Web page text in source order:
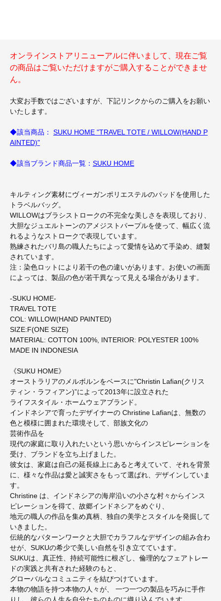
オンラインストアリニューアルに伴いまして、現在ご覧
の商品はご覧いただけますがご購入することができませ
ん。
大変お手数ではございますが、下記リンクからのご購入をお願い
いたします。
◆該当商品： SUKU HOME "TRAVEL TOTE / WILLOW(HAND P
AINTED)"
◆該当ブランド商品一覧： SUKU HOME
キルティング素材にヴィーガンポリエステルのパッドを使用した
トラベルバッグ。
WILLOWはブラシストロークの不完全な美しさを表現しており、
大胆なジュエルトーンのアメジストパープルを使って、幅広く流
れるようなストロークで表現しています。
熟練されたバリ島の職人たちによって愛情を込めて手染め、縫製
されています。
注：染色ロットにより若干の色の違いがあります。お使いの画面
によっては、製品の色が若干異なって見える場合があります。
-SUKU HOME-
TRAVEL TOTE
COL: WILLOW(HAND PAINTED)
SIZE:F(ONE SIZE)
MATERIAL: COTTON 100%, INTERIOR: POLYESTER 100%
MADE IN INDONESIA
《SUKU HOME》
オーストラリアのメルボルンをベースに"Christin Lafian(クリス
ティン・ラフィアン)”によって2013年に設立された
ライフスタイル・ホームウェアブランド。
インドネシアで育ったデザイナーの Christine Lafianは、無数の
色と模様に囲まれた環境そして、部族文化の
芸術作品を
現代の家庭に取り入れたいという思いからインスピレーションを
受け、ブランドを立ち上げました。
彼女は、家庭は自己の延長線上にあると考えていて、それを背景
に、様々な作品は愛と誠実さをもって選ばれ、デザインしていま
す。
Christine は、インドネシアの海岸沿いの小さな村々からインス
ピレーションを得て、故郷インドネシアをめぐり、
地元の職人の作品を集め真柄、独自の美学とスタイルを発掘して
いきました。
伝統的なパターンワークと大胆でカラフルなデザインの組み合わ
せが、SUKUの希少で美しい自然を引き立てています。
SUKUは、真正性、持続可能性に根ざし、倫理的なフェアトレー
ドの実践と共有された経験のもと、
グローバルなコミュニティを結びつけています。
本物の物語を持つ本物の人々が、 一つ一つの製品を巧みに手作